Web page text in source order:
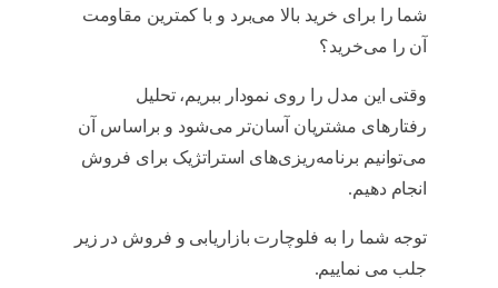
شما را برای خرید بالا می‌برد و با کمترین مقاومت
آن را می‌خرید؟
وقتی این مدل را روی نمودار ببریم، تحلیل
رفتارهای مشتریان آسان‌تر می‌شود و براساس آن
می‌توانیم برنامه‌ریزی‌های استراتژیک برای فروش
انجام دهیم.
توجه شما را به فلوچارت بازاریابی و فروش در زیر
جلب می نماییم.